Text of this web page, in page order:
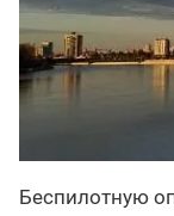
Беспилотную